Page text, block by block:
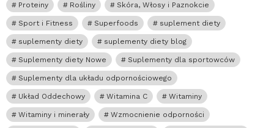
Proteiny Rośliny Skóra, Włosy i Paznokcie
Sport i Fitness Superfoods suplement diety
suplementy diety suplementy diety blog
Suplementy diety Nowe Suplementy dla sportowców
Suplementy dla układu odpornościowego
Układ Oddechowy Witamina C Witaminy
Witaminy i minerały Wzmocnienie odporności